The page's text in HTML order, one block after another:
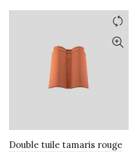
Double tuile tamaris rouge